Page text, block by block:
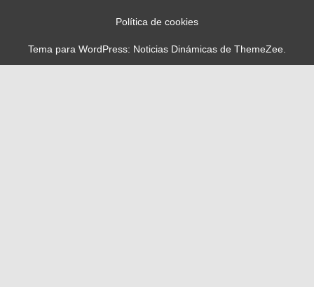
Política de cookies
Tema para WordPress: Noticias Dinámicas de ThemeZee.